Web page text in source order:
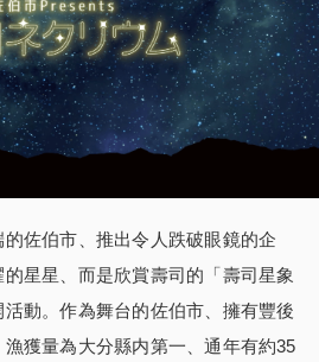
佐伯市、推出令人跌破眼鏡的企
星星、而是欣賞壽司的「壽司星象
動。作為舞台的佐伯市、擁有豐後
獲量為大分縣内第一、通年有約35